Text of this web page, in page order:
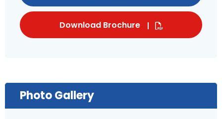
Download Brochure
Photo Gallery